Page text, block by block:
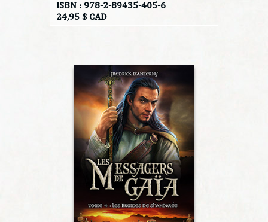
ISBN : 978-2-89435-405-6
24,95 $ CAD